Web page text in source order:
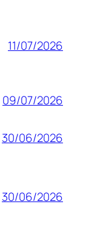
11/07/2026
09/07/2026
30/06/2026
30/06/2026